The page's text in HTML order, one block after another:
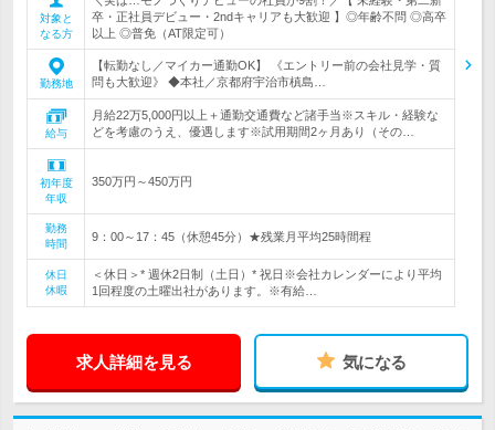
対象と
なる方
卒・正社員デビュー・2ndキャリアも大歓迎 】◎年齢不問 ◎高卒
以上 ◎普免（AT限定可）
勤務地
【転勤なし／マイカー通勤OK】 《エントリー前の会社見学・質
問も大歓迎》 ◆本社／京都府宇治市槙島…
給与
月給22万5,000円以上＋通勤交通費など諸手当※スキル・経験な
どを考慮のうえ、優遇します※試用期間2ヶ月あり（その…
初年度
年収
350万円～450万円
勤務
時間
9：00～17：45（休憩45分）★残業月平均25時間程
休日
休暇
＜休日＞* 週休2日制（土日）* 祝日※会社カレンダーにより平均
1回程度の土曜出社があります。※有給…
求人詳細を見る 気になる